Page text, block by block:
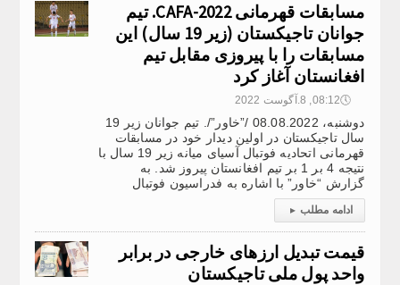
مسابقات قهرمانی CAFA-2022. تیم
جوانان تاجیکستان (زیر 19 سال) این
مسابقات را با پیروزی مقابل تیم
افغانستان آغاز کرد
🕔08:12, 8.آگوست 2022
دوشنبه، 08.08.2022 /”خاور”/. تیم جوانان زیر 19
سال تاجیکستان در اولین دیدار خود در مسابقات
قهرمانی اتحادیه فوتبال آسیای میانه زیر 19 سال با
نتیجه 4 بر 1 بر تیم افغانستان پیروز شد. به
گزارش “خاور” با اشاره به فدراسیون فوتبال
ادامه مطلب ▸
قیمت تبدیل ارزهای خارجی در برابر
واحد پول ملی تاجیکستان